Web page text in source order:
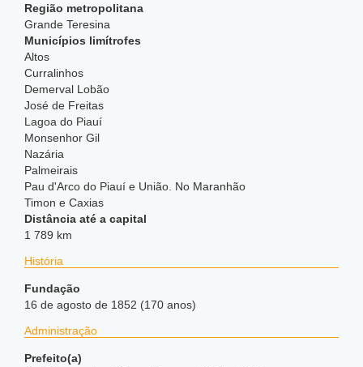
Região metropolitana
Grande Teresina
Municípios limítrofes
Altos
Curralinhos
Demerval Lobão
José de Freitas
Lagoa do Piauí
Monsenhor Gil
Nazária
Palmeirais
Pau d'Arco do Piauí e União. No Maranhão
Timon e Caxias
Distância até a capital
1 789 km
História
Fundação
16 de agosto de 1852 (170 anos)
Administração
Prefeito(a)